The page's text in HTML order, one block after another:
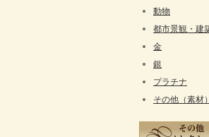
動物
都市景観・建
金
銀
プラチナ
その他（素材）